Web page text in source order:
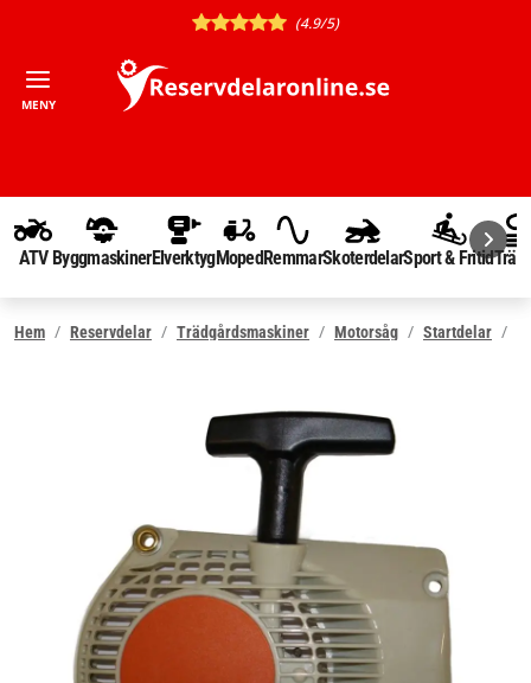
(4.9/5)
MENY
ATV ByggmaskinerElverktygMopedRemmarSkoterdelarSport & Fritid
Hem Reservdelar Trädgårdsmaskiner Motorsåg Startdelar